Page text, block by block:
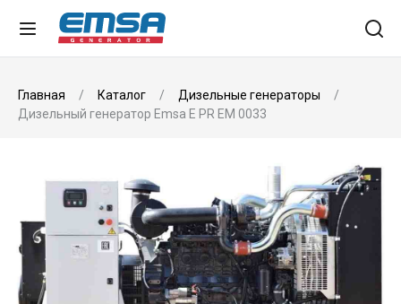
Главная Каталог
Дизельные генераторы
Дизельный генератор Emsa E PR EM 0033